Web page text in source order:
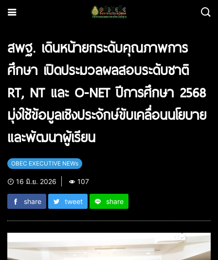
สพฐ. เดินหน้ายกระดับคุณภาพการ
ศึกษา เปิดประมวลผลสอบระดับชาติ
RT, NT และ O-NET ปีการศึกษา 2568
มุ่งใช้ข้อมูลเชิงประจักษ์ขับเคลื่อนนโยบาย
และพัฒนาผู้เรียน
OBEC EXECUTIVE NEWs
16 มิ.ย. 2026 107
share tweet share